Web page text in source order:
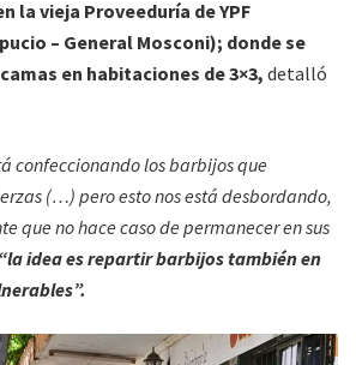
la vieja Proveeduría de YPF
– General Mosconi); donde se
en habitaciones de 3×3, detalló
confeccionando los barbijos que
(…) pero esto nos está desbordando,
que no hace caso de permanecer en sus
“la idea es repartir barbijos también en